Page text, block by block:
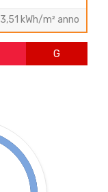
3,51 kWh/m² anno
G